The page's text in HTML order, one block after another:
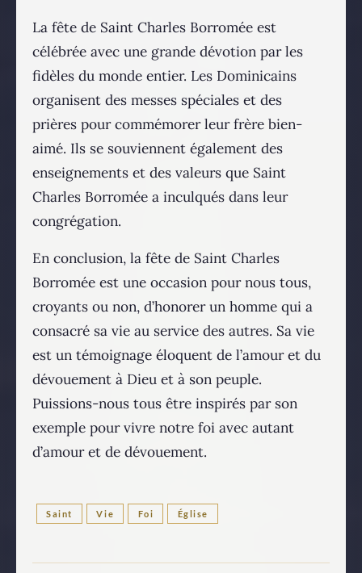
La fête de Saint Charles Borromée est
célébrée avec une grande dévotion par les
fidèles du monde entier. Les Dominicains
organisent des messes spéciales et des
prières pour commémorer leur frère bien-
aimé. Ils se souviennent également des
enseignements et des valeurs que Saint
Charles Borromée a inculqués dans leur
congrégation.
En conclusion, la fête de Saint Charles
Borromée est une occasion pour nous tous,
croyants ou non, d’honorer un homme qui a
consacré sa vie au service des autres. Sa vie
est un témoignage éloquent de l’amour et du
dévouement à Dieu et à son peuple.
Puissions-nous tous être inspirés par son
exemple pour vivre notre foi avec autant
d’amour et de dévouement.
Saint Vie Foi Église